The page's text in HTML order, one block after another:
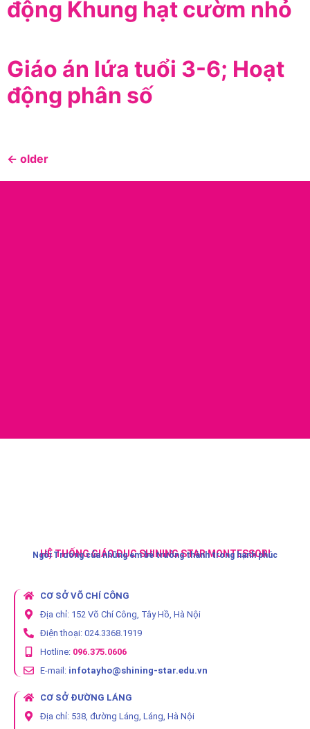
động Khung hạt cườm nhỏ
Giáo án lứa tuổi 3-6; Hoạt
động phân số
← older
HỆ THỐNG GIÁO DỤC SHINING STAR MONTESSORI
Ngôi Trường của những em bé trưởng thành trong hạnh phúc
CƠ SỞ VÕ CHÍ CÔNG
Địa chỉ: 152 Võ Chí Công, Tây Hồ, Hà Nội
Điện thoại: 024.3368.1919
Hotline: 096.375.0606
E-mail: infotayho@shining-star.edu.vn
CƠ SỞ ĐƯỜNG LÁNG
Địa chỉ: 538, đường Láng, Láng, Hà Nội